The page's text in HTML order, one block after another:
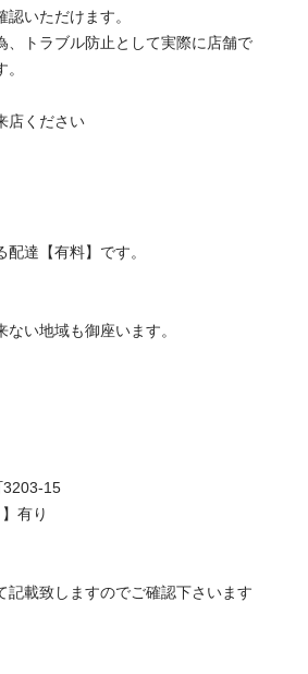
いただけます。
、トラブル防止として実際に店舗で
店ください
達【有料】です。
い地域も御座います。
15
有り
載致しますのでご確認下さいます